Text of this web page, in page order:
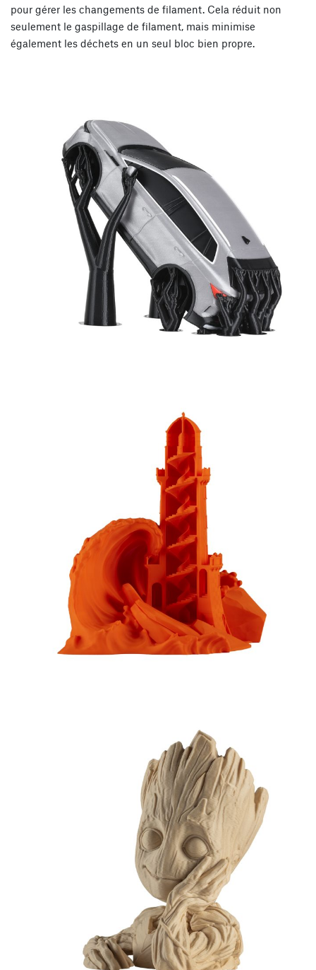
pour gérer les changements de filament. Cela réduit non
seulement le gaspillage de filament, mais minimise
également les déchets en un seul bloc bien propre.